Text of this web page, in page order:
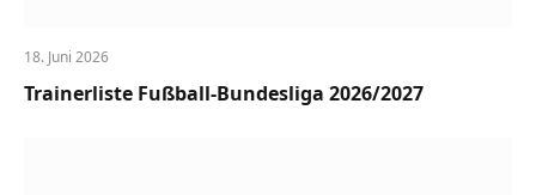
18. Juni 2026
Trainerliste Fußball-Bundesliga 2026/2027